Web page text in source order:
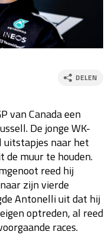
za 13:00 - 15:00
za 23:00 - 00:00
zo 21:00 - 23:00
30 okt - 01 nov
za 19:00 - 20:00
zo 18:00 - 20:00
DELEN
van Canada een
De jonge WK-
uitstapjes naar het
de muur te houden.
reed hij
zijn vierde
Antonelli uit dat hij
optreden, al reed
races.